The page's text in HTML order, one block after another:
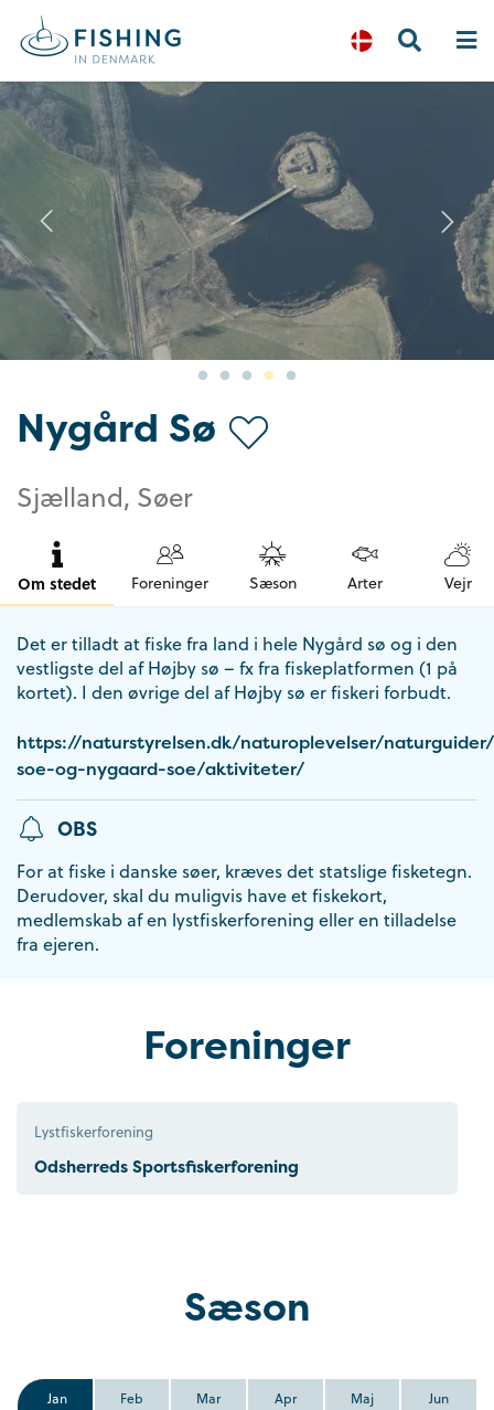
Previous
Nygård Sø
Sjælland, Søer
Om stedet Foreninger Sæson Arter Vejr
Det er tilladt at fiske fra land i hele Nygård sø og i den
vestligste del af Højby sø – fx fra fiskeplatformen (1 på
kortet). I den øvrige del af Højby sø er fiskeri forbudt.
https://naturstyrelsen.dk/naturoplevelser/
soe-og-nygaard-soe/aktiviteter/
OBS
For at fiske i danske søer, kræves det statslige fisketegn.
Derudover, skal du muligvis have et fiskekort,
medlemskab af en lystfiskerforening eller en tilladelse
fra ejeren.
Foreninger
Lystfiskerforening
Odsherreds Sportsfiskerforening
Sæson
Jan Feb Mar Apr Maj Jun